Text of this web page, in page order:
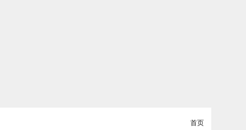
首页